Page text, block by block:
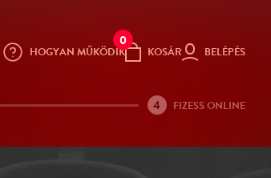
HOGYAN MŰKÖDIK
0
KOSÁR BELÉPÉS
4 FIZESS ONLINE